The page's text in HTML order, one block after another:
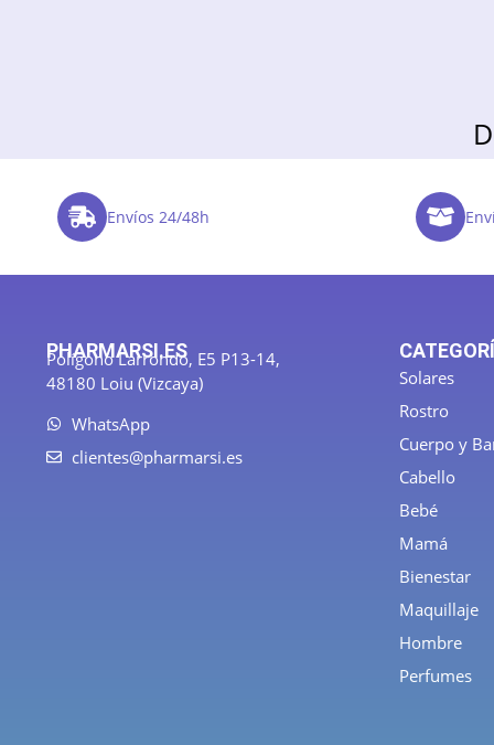
Envíos 24/48h
PHARMARSI.ES
Polígono Larrondo, E5 P13-14,
48180 Loiu (Vizcaya)
WhatsApp
clientes@pharmarsi.es
Solares
Rostro
Cuerpo y
Cabello
Bebé
Mamá
Bienestar
Maquillaje
Hombre
Perfumes